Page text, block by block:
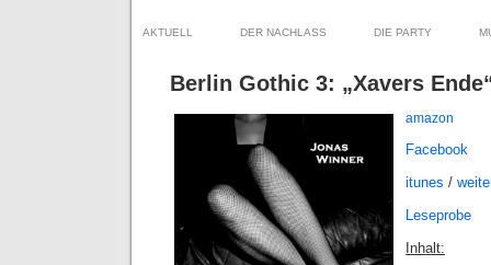
AKTUELL DER NACHLASS DIE PARTY
Berlin Gothic 3: „Xavers
amazon
Facebook
itunes /
Leseprobe
Inhalt: